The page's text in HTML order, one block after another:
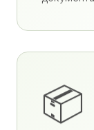
📦